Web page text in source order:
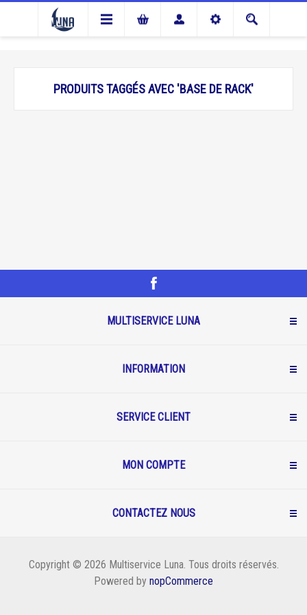
PRODUITS TAGGÉS AVEC 'BASE DE RACK'
MULTISERVICE LUNA
INFORMATION
SERVICE CLIENT
MON COMPTE
CONTACTEZ NOUS
Copyright © 2026 Multiservice Luna. Tous droits réservés.
Powered by nopCommerce